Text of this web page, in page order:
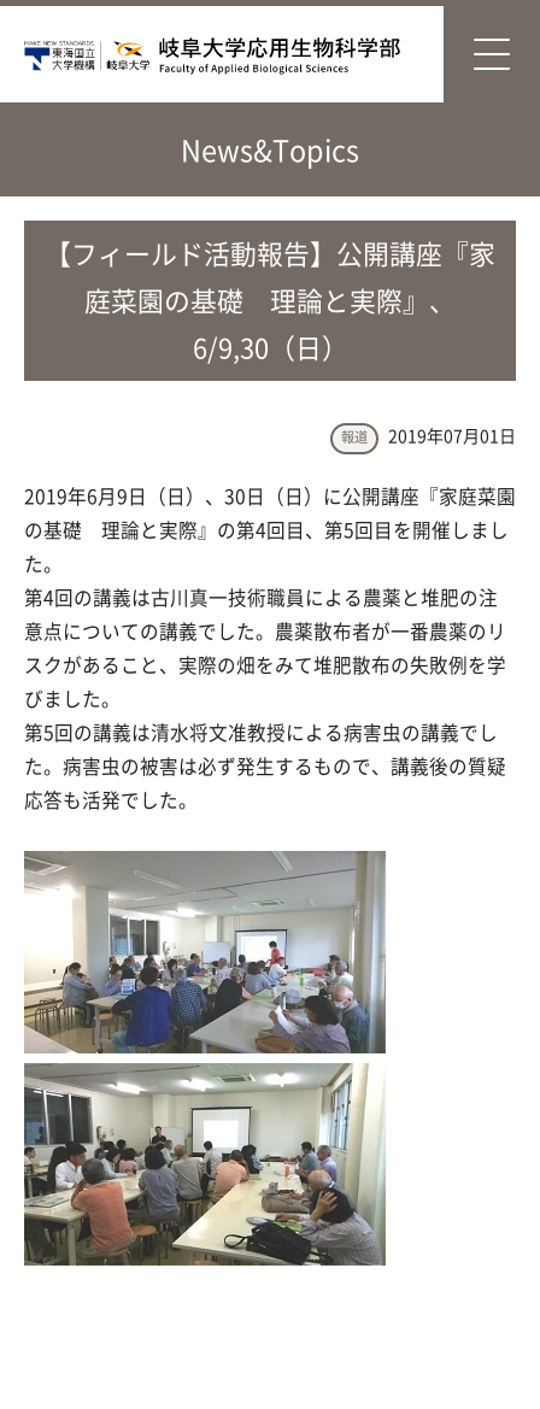
News&Topics
【フィールド活動報告】公開講座『家
庭菜園の基礎 理論と実際』、
6/9,30（日）
報道 2019年07月01日
2019年6月9日（日）、30日（日）に公開講座『家庭菜園
の基礎 理論と実際』の第4回目、第5回目を開催しまし
た。
第4回の講義は古川真一技術職員による農薬と堆肥の注
意点についての講義でした。農薬散布者が一番農薬のリ
スクがあること、実際の畑をみて堆肥散布の失敗例を学
びました。
第5回の講義は清水将文准教授による病害虫の講義でし
た。病害虫の被害は必ず発生するもので、講義後の質疑
応答も活発でした。